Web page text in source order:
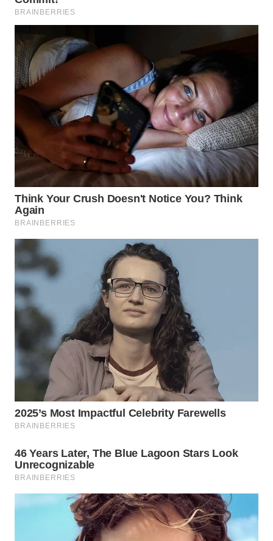
BOGOR
DEPOK
WN
TAPANULI
UTARA
SAMOSIR
WN
PADANG
LAWAS
SUMEDANG
WN
CIANJUR
WN
KEPULAUAN
SERIBU
WN
TANGERANG
BINJAI
WN
CIREBON